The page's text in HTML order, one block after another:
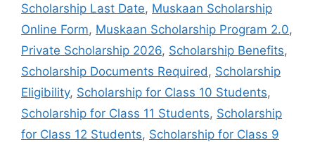
Scholarship Last Date, Muskaan Scholarship
Online Form, Muskaan Scholarship Program 2.0,
Private Scholarship 2026, Scholarship Benefits,
Scholarship Documents Required , Scholarship
Eligibility, Scholarship for Class 10 Students,
Scholarship for Class 11 Students, Scholarship
for Class 12 Students, Scholarship for Class 9